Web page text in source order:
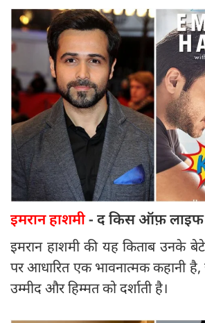
इमरान हाशमी- द किस ऑफ़ लाइफ
इमरान हाशमी की यह किताब उनके
पर आधारित एक भावनात्मक कहानी
उम्मीद और हिम्मत को दर्शाती है।